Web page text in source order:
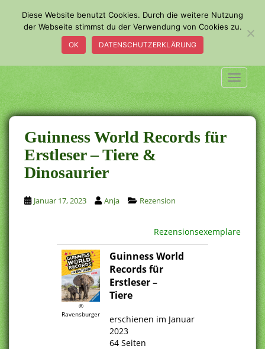
a
i
n
c
o
n
t
e
n
t
Guinness World Records für
Erstleser – Tiere &
Dinosaurier
Januar 17, 2023 Anja Rezension
Rezensionsexemplare
©
Ravensburger
Guinness World
Records für
Erstleser –
Tiere
erschienen im Januar
2023
64 Seiten
Diese Website benutzt Cookies. Durch die weitere Nutzung
der Webseite stimmst du der Verwendung von Cookies zu.
OK DATENSCHUTZERKLÄRUNG